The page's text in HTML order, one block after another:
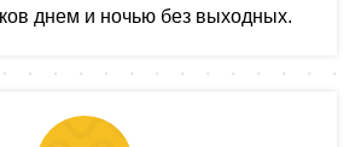
днем и ночью без выходных.